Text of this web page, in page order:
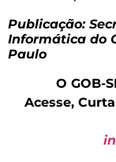
Publicação:
Informática do
Paulo
O GOB-
Acesse,